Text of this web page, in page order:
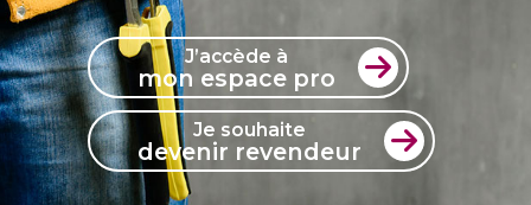
J’accède à
mon espace pro
Je souhaite
devenir revendeur